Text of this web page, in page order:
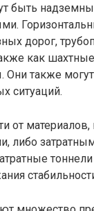
быть
дорог,
как
Они также
ситуаций.
от
либо